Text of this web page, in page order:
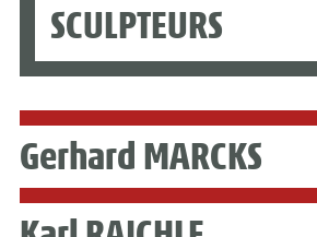
SCULPTEURS
Gerhard MARCKS